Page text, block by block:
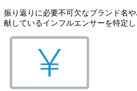
振り返りに必要不可欠なブランド名
献しているインフルエンサーを特定